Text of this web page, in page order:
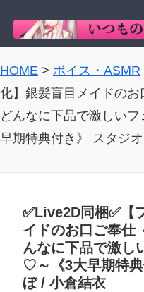
HOME > ボイス・ASMR
化】銀髪盲目メイドの
どんなに下品で激しい
早期特典付き》 スタジ
✅Live2D同梱✅【
イドのお口ご奉仕
んなに下品で激し
♡～《3大早期特
ぼ / 小倉結衣